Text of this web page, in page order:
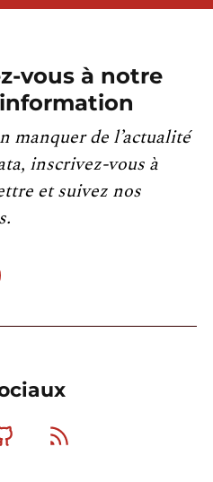
vous à notre
manquer de l’actualité
inscrivez-vous à
et suivez nos
Github